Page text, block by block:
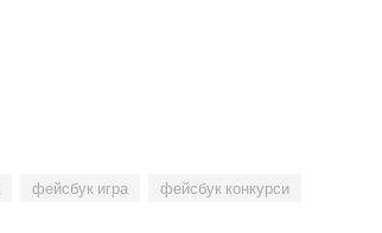
фейсбук игра
фейсбук конкурси